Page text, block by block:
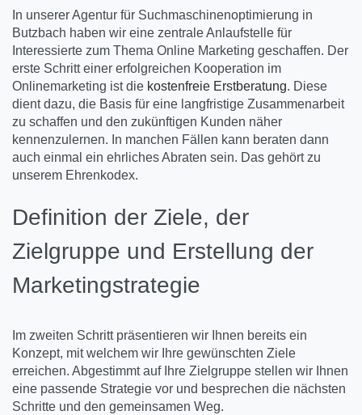
In unserer Agentur für Suchmaschinenoptimierung in
Butzbach haben wir eine zentrale Anlaufstelle für
Interessierte zum Thema Online Marketing geschaffen. Der
erste Schritt einer erfolgreichen Kooperation im
Onlinemarketing ist die kostenfreie Erstberatung. Diese
dient dazu, die Basis für eine langfristige Zusammenarbeit
zu schaffen und den zukünftigen Kunden näher
kennenzulernen. In manchen Fällen kann beraten dann
auch einmal ein ehrliches Abraten sein. Das gehört zu
unserem Ehrenkodex.
Definition der Ziele, der
Zielgruppe und Erstellung der
Marketingstrategie
Im zweiten Schritt präsentieren wir Ihnen bereits ein
Konzept, mit welchem wir Ihre gewünschten Ziele
erreichen. Abgestimmt auf Ihre Zielgruppe stellen wir Ihnen
eine passende Strategie vor und besprechen die nächsten
Schritte und den gemeinsamen Weg.